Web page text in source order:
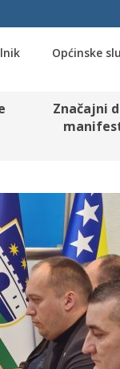
Općinske
Značajni